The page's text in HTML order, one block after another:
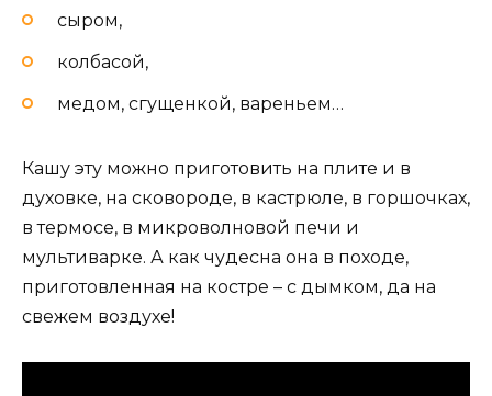
сыром,
колбасой,
медом, сгущенкой, вареньем…
Кашу эту можно приготовить на плите и в
духовке, на сковороде, в кастрюле, в горшочках,
в термосе, в микроволновой печи и
мультиварке. А как чудесна она в походе,
приготовленная на костре – с дымком, да на
свежем воздухе!